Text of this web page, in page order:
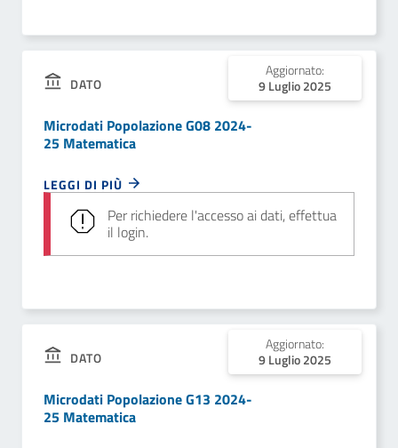
DATO
Aggiornato:
9 Luglio 2025
Microdati Popolazione G08 2024-
25 Matematica
LEGGI DI PIÙ
Per richiedere l'accesso ai dati, effettua
il login.
DATO
Aggiornato:
9 Luglio 2025
Microdati Popolazione G13 2024-
25 Matematica